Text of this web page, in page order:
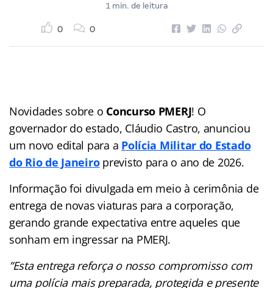
1 min. de leitura
0 0
Novidades sobre o Concurso PMERJ! O
governador do estado, Cláudio Castro, anunciou
um novo edital para a Polícia Militar do Estado
do Rio de Janeiroprevisto para o ano de 2026.
Informação foi divulgada em meio à cerimônia de
entrega de novas viaturas para a corporação,
gerando grande expectativa entre aqueles que
sonham em ingressar na PMERJ.
”Esta entrega reforça o nosso compromisso com
uma polícia mais preparada, protegida e presente